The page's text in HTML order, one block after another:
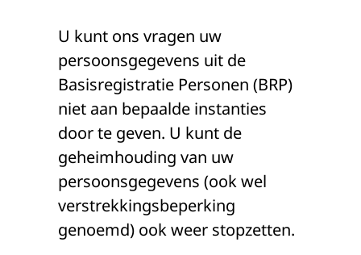
U kunt ons vragen uw
persoonsgegevens uit de
Basisregistratie Personen (BRP)
niet aan bepaalde instanties
door te geven. U kunt de
geheimhouding van uw
persoonsgegevens (ook wel
verstrekkingsbeperking
genoemd) ook weer stopzetten.